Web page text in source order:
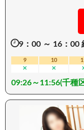
くなるような、
手を優しく包み込みます。 イ
着したプレイは
しょう。 絡みつくような優しい動きが特徴です。
甘美な時間の中
てください。 心臓が高鳴るような興奮をぜひ味わ
ってみてください… ーーーーーーーーー
手段：電車】
9：00 ～ 16：00
9
✕
10
✕
09:26～11:56(千種